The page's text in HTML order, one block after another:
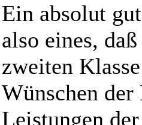
Ein absolut
also eines,
zweiten
Wünschen der
Leistungen